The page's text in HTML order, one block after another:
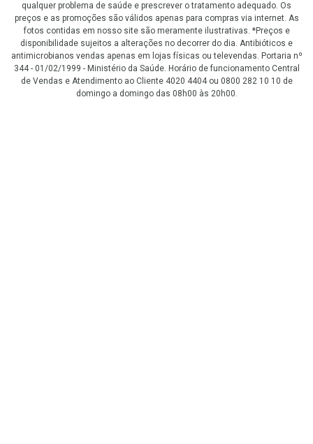
qualquer problema de saúde e prescrever o tratamento adequado. Os
preços e as promoções são válidos apenas para compras via internet. As
fotos contidas em nosso site são meramente ilustrativas. *Preços e
disponibilidade sujeitos a alterações no decorrer do dia. Antibióticos e
antimicrobianos vendas apenas em lojas físicas ou televendas. Portaria nº
344 - 01/02/1999 - Ministério da Saúde. Horário de funcionamento Central
de Vendas e Atendimento ao Cliente 4020 4404 ou 0800 282 10 10 de
domingo a domingo das 08h00 às 20h00.